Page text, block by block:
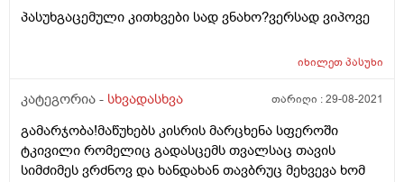
პასუხგაცემული კითხვები სად ვნახო?ვერსად ვიპოვე
იხილეთპასუხი
კატეგორია - სხვადასხვა თარიღი :29-08-2021
გამარჯობა!მაწუხებს კისრის მარცხენა სფეროში
ტკივილი რომელიც გადასცემს თვალსაც თავის
სიმძიმეს ვრძნოვ და ხანდახან თავბრუც მეხვევა ხომ